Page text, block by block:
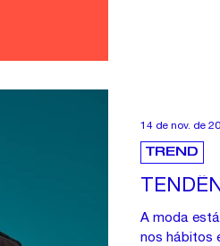
A moda
nos hábitos
TREND
14 de nov. de